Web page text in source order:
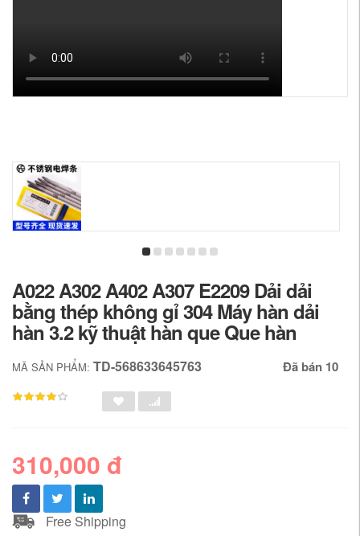
A022 A302 A402 A307 E2209 Dải dải
bằng thép không gỉ 304 Máy hàn dải
hàn 3.2 kỹ thuật hàn que Que hàn
MÃ SẢN PHẨM: TD-568633645763 Đã bán 10
310,000 đ
Free Shipping